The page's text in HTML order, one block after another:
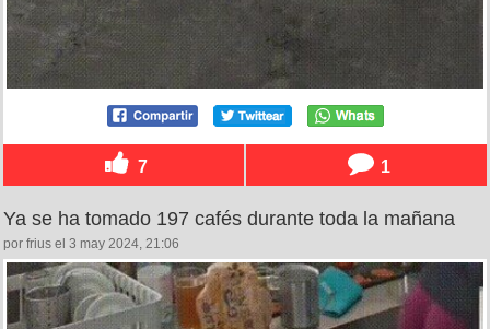
7 1
Ya se ha tomado 197 cafés durante toda la mañana
por frius el 3 may 2024, 21:06